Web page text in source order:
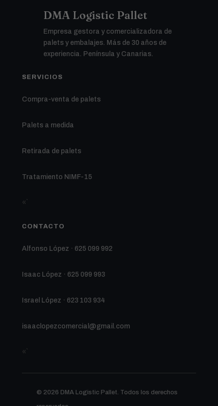
DMA Logistic Pallet
Empresa gestora y comercializadora de
palets y embalajes. Más de 30 años de
experiencia. Península y Canarias.
SERVICIOS
Compra-venta de palets
Palets a medida
Retirada de palets
Tratamiento NIMF-15
«`
CONTACTO
Alfonso López · 625 099 992
Isaac López · 625 099 993
Israel López · 623 103 934
isaaclopezcomercial@gmail.com
«`
© 2026 DMA Logistic Pallet. Todos los derechos